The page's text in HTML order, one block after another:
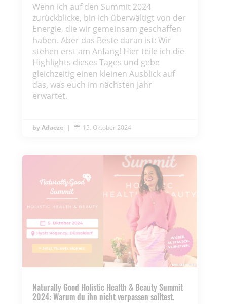
Wenn ich auf den Summit 2024
zurückblicke, bin ich überwältigt von der
Energie, die wir gemeinsam geschaffen
haben. Aber das Beste daran ist: Wir
stehen erst am Anfang! Hier teile ich die
Highlights dieses Tages und gebe
gleichzeitig einen kleinen Ausblick auf
das, was euch im nächsten Jahr
erwartet.
Adaeze |  15. Oktober 2024
Naturally Good Holistic Health & Beauty Summit
2024: Warum du ihn nicht verpassen solltest.